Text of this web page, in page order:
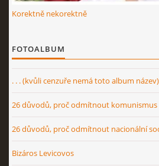
Korektně nekorektně
FOTOALBUM
. . . (kvůli cenzuře nemá toto album název)
26 důvodů, proč odmítnout komunismus
26 důvodů, proč odmítnout nacionální
Bizáros Levicovos